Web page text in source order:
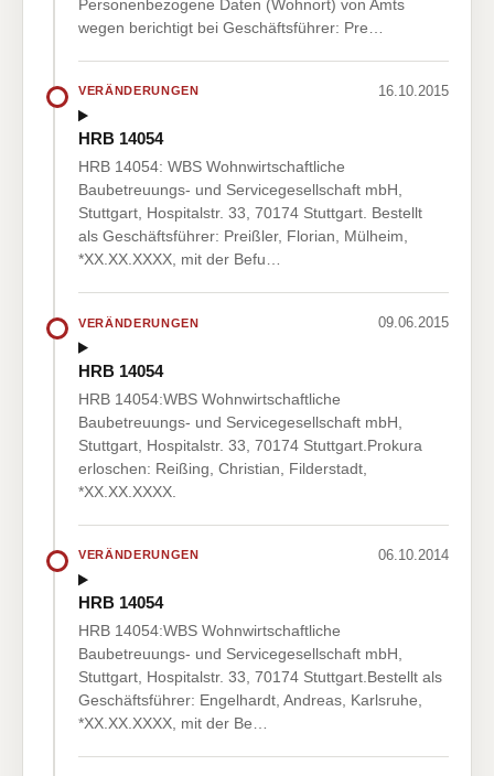
Personenbezogene Daten (Wohnort) von Amts
wegen berichtigt bei Geschäftsführer: Pre…
VERÄNDERUNGEN 16.10.2015
HRB 14054
HRB 14054: WBS Wohnwirtschaftliche
Baubetreuungs- und Servicegesellschaft mbH,
Stuttgart, Hospitalstr. 33, 70174 Stuttgart. Bestellt
als Geschäftsführer: Preißler, Florian, Mülheim,
*XX.XX.XXXX, mit der Befu…
VERÄNDERUNGEN 09.06.2015
HRB 14054
HRB 14054:WBS Wohnwirtschaftliche
Baubetreuungs- und Servicegesellschaft mbH,
Stuttgart, Hospitalstr. 33, 70174 Stuttgart.Prokura
erloschen: Reißing, Christian, Filderstadt,
*XX.XX.XXXX.
VERÄNDERUNGEN 06.10.2014
HRB 14054
HRB 14054:WBS Wohnwirtschaftliche
Baubetreuungs- und Servicegesellschaft mbH,
Stuttgart, Hospitalstr. 33, 70174 Stuttgart.Bestellt als
Geschäftsführer: Engelhardt, Andreas, Karlsruhe,
*XX.XX.XXXX, mit der Be…